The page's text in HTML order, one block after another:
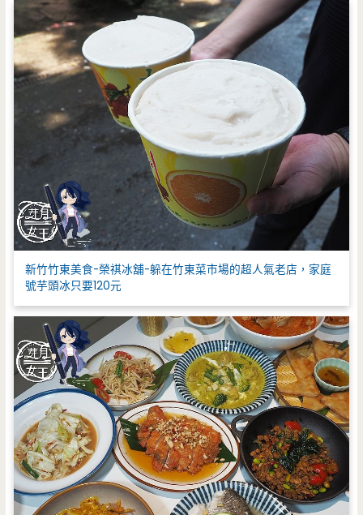
新竹竹東美食-榮祺冰舖-躲在竹東菜市場的超人氣老店，家庭
號芋頭冰只要120元